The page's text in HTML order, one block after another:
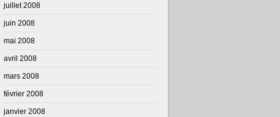
juillet 2008
juin 2008
mai 2008
avril 2008
mars 2008
février 2008
janvier 2008